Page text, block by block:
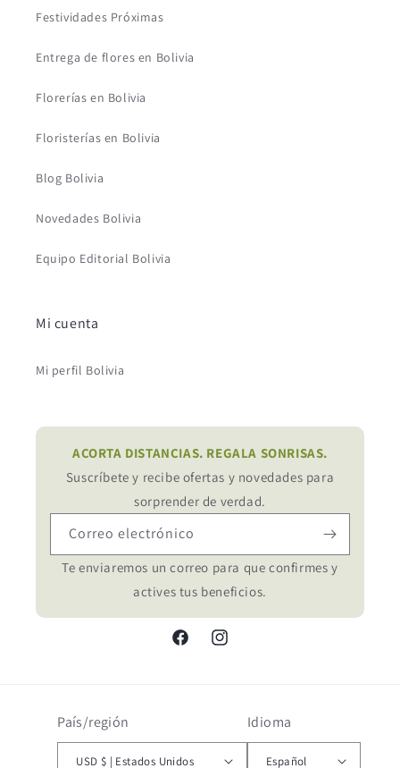
Festividades Próximas
Entrega de flores en Bolivia
Florerías en Bolivia
Floristerías en Bolivia
Blog Bolivia
Novedades Bolivia
Equipo Editorial Bolivia
Mi cuenta
Mi perfil Bolivia
ACORTA DISTANCIAS. REGALA SONRISAS.
Suscríbete y recibe ofertas y novedades para
sorprender de verdad.
Correo electrónico
Te enviaremos un correo para que confirmes y
actives tus beneficios.
FacebookInstagram
País/región
USD $ | Estados Unidos
Idioma
Español